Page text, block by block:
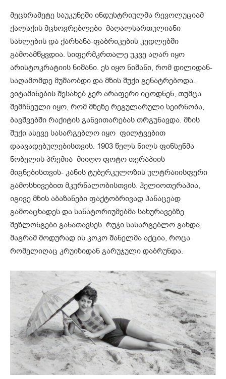
მეცხრამეტე საუკუნეში ინდუსტრიულმა რევოლუციამ
ქალაქის მცხოვრებლები მაღალსართულიანი
სახლების და ქარხანა-ფაბრიკების კედლებში
გამოამწყვდია. სიფერმკრთალე უკვე აღარ იყო
არისტოკრატიის ნიშანი. ეს იყო ნიშანი, რომ დილიდან-
საღამომდე მუშაობდი და მზის შუქი გენატრებოდა.
ვიტამინების შესახებ ჯერ არაფერი იცოდნენ, თუმცა
შემჩნეული იყო, რომ მზეზე რეგულარული სეირნობა,
ბავშვებში რაქიტის განვითარებას თრგუნავდა. მზის
შუქი ასევე სასარგებლო იყო ფილტვებით
დაავადებულებისთვის. 1903 წელს ნილს ფინსენმა
ნობელის პრემია მიიღო ფოტო თერაპიის
მიგნებისთვის- კანის ტუბერკულოზის ულტრაიისფერი
გამოსხივებით მკურნალობისთვის. ჰელიოთერაპია,
იგივე მზის აბაზანები ფაქტობრივად პანაცეად
გამოაცხადეს და სანატორიუმებმა სახურავებზე
შეზლონგები განათავსეს. რუჯი სასარგებლო გახდა,
მაგრამ მოდურად ის კოკო შანელმა აქცია, როცა
რომელიღაც კრუიზიდან გარუჯული დაბრუნდა.